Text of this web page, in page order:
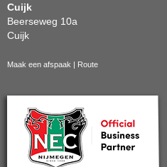
Cuijk
Beerseweg 10a
Cuijk
Maak een afspaak | Route